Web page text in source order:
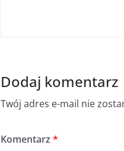
Dodaj komentarz
Twój adres e-mail nie
Komentarz *